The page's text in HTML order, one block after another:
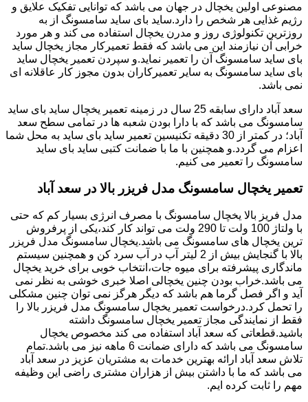
مصنوعی اولین یخچال در جهان می باشد که توانایی تفکیک علایق و
رژیم غذایی هر شخص را دارد.ساید بای ساید سامسونگ از به
روزترین تکنولوژی روز و مدرن یخچال استفاده می کند و هر مورد
خرابی آن نیازمند این می باشد که فقط تعمیرکار مجاز یخچال ساید
بای ساید سامسونگ آن را تعمیر نماید.و سپردن تعمیر یخچال ساید
بای ساید سامسونگ به سایر تعمیرکاران بدون مجوز کار عاقلانه ای
نمی باشد.
سعد آباد دارای سابقه 25 سال در زمینه تعمیر یخچال ساید بای ساید
سامسونگ می باشد که با دارا بودن شعبه ها در تمامی سطح سعد
آباد؛ در کمتر از 30 دقیقه تکنیسین تعمیر ساید بای ساید به محل شما
اعزام می گردد.و همچنین با ما با ضمانت کتبی ساید بای ساید
سامسونگ را تعمیر می کنیم.
تعمیر یخچال سامسونگ مدل فریزر بالا در سعد آباد
مدل فریز بالا یخچال سامسونگ با مصرف انرژی بسیار کم که حتی
با ولتاژ 100 ولت تا 290 ولت می تواند کار کند،یکی از پرفروش
ترین یخچال های سامسونگ می باشد.یخچال سامسونگ مدل فریزر
بالا با گنجایش بیش از 2 لیتر آب در آب سرد کن و همچنین سیستم
ماندگاری پیشرفته برای میوه جات،انتخاب خوبی برای خرید یخچال
می باشد.خراب بودن چنین یخچالی اصلا خبری خوشی به نظر نمی
آید و اگر فصل گرما هم باشد که دیگر هرگز نمی توان چنین مشکلی
را تحمل کرد.درخواست تعمیر یخچال سامسونگ مدل فریزر بالا را
فقط از نمایندگی مجاز تعمیر یخچال سامسونگ داشته
باشید.قطعاتی که سعد آباد استفاده می کند مخصوص یخچال
سامسونگ می باشد که دارای ضمانت 6 ماهه نیز می باشد.تمام
تلاش سعد آباد ارائه بهترین خدمات به مشتریان عزیز در سعد آباد
می باشد که ما با داشتن بیش از هزاران مشتری راضی این وظیفه
مهم را ثابت کرده ایم.